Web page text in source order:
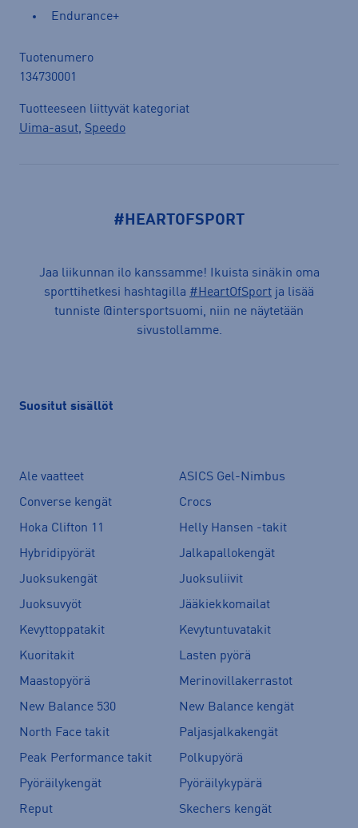
Endurance+
Tuotenumero
134730001
Tuotteeseen liittyvät kategoriat
Uima-asut, Speedo
#HEARTOFSPORT
Jaa liikunnan ilo kanssamme! Ikuista sinäkin oma
sporttihetkesi hashtagilla #HeartOfSport ja lisää
tunniste @intersportsuomi, niin ne näytetään
sivustollamme.
Suositut sisällöt
Ale vaatteet
ASICS Gel-Nimbus
Converse kengät
Crocs
Hoka Clifton 11
Helly Hansen -takit
Hybridipyörät
Jalkapallokengät
Juoksukengät
Juoksuliivit
Juoksuvyöt
Jääkiekkomailat
Kevyttoppatakit
Kevytuntuvatakit
Kuoritakit
Lasten pyörä
Maastopyörä
Merinovillakerrastot
New Balance 530
New Balance kengät
North Face takit
Paljasjalkakengät
Peak Performance takit
Polkupyörä
Pyöräilykengät
Pyöräilykypärä
Reput
Skechers kengät